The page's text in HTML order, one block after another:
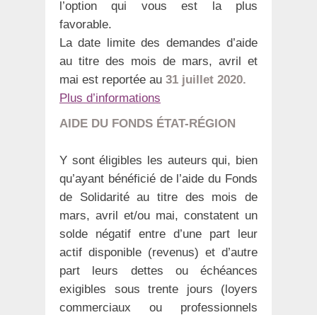
l’option qui vous est la plus
favorable.
La date limite des demandes d’aide
au titre des mois de mars, avril et
mai est reportée au 31 juillet 2020.
Plus d’informations
AIDE DU FONDS ÉTAT-RÉGION
Y sont éligibles les auteurs qui, bien
qu’ayant bénéficié de l’aide du Fonds
de Solidarité au titre des mois de
mars, avril et/ou mai, constatent un
solde négatif entre d’une part leur
actif disponible (revenus) et d’autre
part leurs dettes ou échéances
exigibles sous trente jours (loyers
commerciaux ou professionnels